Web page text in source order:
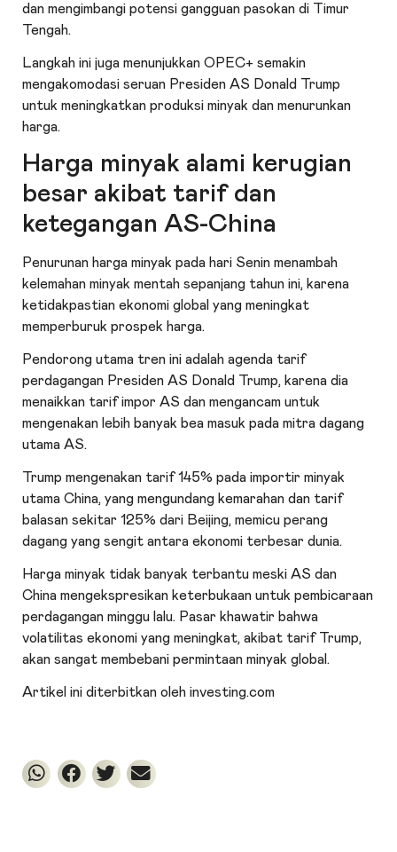
dan mengimbangi potensi gangguan pasokan di Timur
Tengah.
Langkah ini juga menunjukkan OPEC+ semakin
mengakomodasi seruan Presiden AS Donald Trump
untuk meningkatkan produksi minyak dan menurunkan
harga.
Harga minyak alami kerugian
besar akibat tarif dan
ketegangan AS-China
Penurunan harga minyak pada hari Senin menambah
kelemahan minyak mentah sepanjang tahun ini, karena
ketidakpastian ekonomi global yang meningkat
memperburuk prospek harga.
Pendorong utama tren ini adalah agenda tarif
perdagangan Presiden AS Donald Trump, karena dia
menaikkan tarif impor AS dan mengancam untuk
mengenakan lebih banyak bea masuk pada mitra dagang
utama AS.
Trump mengenakan tarif 145% pada importir minyak
utama China, yang mengundang kemarahan dan tarif
balasan sekitar 125% dari Beijing, memicu perang
dagang yang sengit antara ekonomi terbesar dunia.
Harga minyak tidak banyak terbantu meski AS dan
China mengekspresikan keterbukaan untuk pembicaraan
perdagangan minggu lalu. Pasar khawatir bahwa
volatilitas ekonomi yang meningkat, akibat tarif Trump,
akan sangat membebani permintaan minyak global.
Artikel ini diterbitkan oleh investing.com